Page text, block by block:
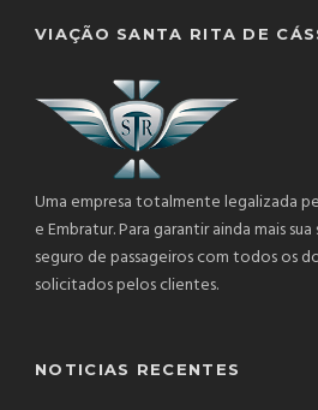
VIAÇÃO SANTA RITA DE
Uma empresa totalmente legalizada
e Embratur. Para garantir ainda mais
seguro de passageiros com todos os
solicitados pelos clientes.
NOTICIAS RECENTES